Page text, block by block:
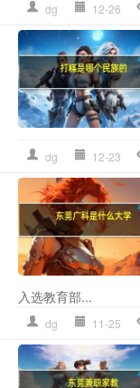
dg 12-26
dg 12-23
入选教育部...
dg 11-25